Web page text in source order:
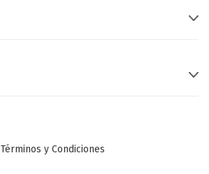
Términos y Condiciones